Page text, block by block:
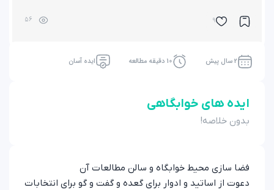
9
56
2 سال پیش 10 دقیقه مطالعه ایده آسان
ایده های خوابگاهی
بدون خلاصه!
فضا سازی محیط خوابگاه و سالن مطالعات آن
دعوت از اساتید و ادوار برای گعده و گفت و گو برای انتخابات